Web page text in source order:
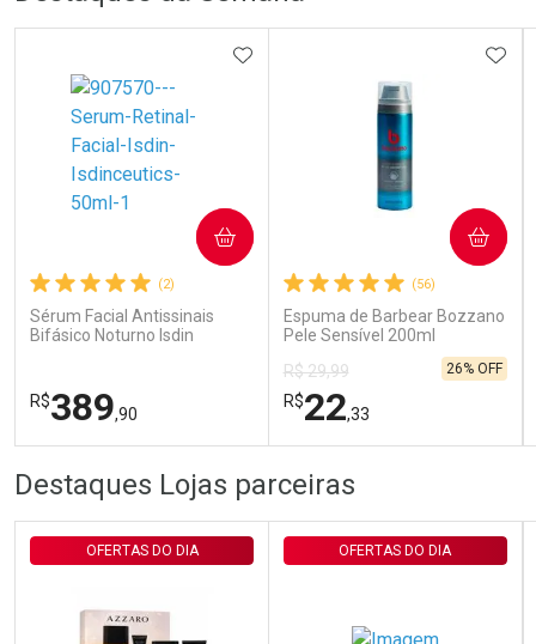
Comprar sem Desconto
Por R$ 29,30/cada
Comprar sem Desconto
Por R$ 29,30/cada
(2)
Sérum Facial Antissinais
Bifásico Noturno Isdin
R$389,90
ADICIONAR AOS FAVORITOS
COMPRAR
FECHAR
Laboratório
FECHAR
Por Menos
(56)
Espuma de Barbear Bozzano
Pele Sensível 200ml
R$ 29,99
R$22,33
26% OFF
COMPRAR
Por Menos
Destaques Lojas parceiras
OFERTAS DO DIA OFERTAS DO DIA